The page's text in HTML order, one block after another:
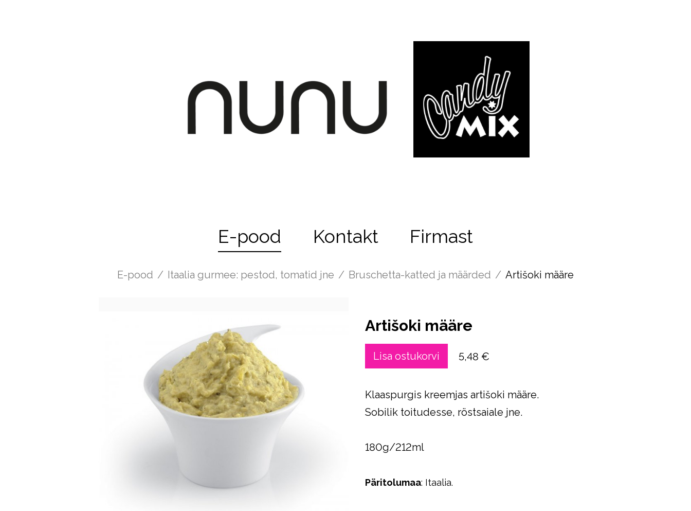
E-pood Kontakt Firmast
E-pood / Itaalia gurmee: pestod, tomatid jne / Bruschetta-katted ja määrded / Artišoki määre
Artišoki määre
Lisa ostukorvi 5,48 €
Klaaspurgis kreemjas artišoki määre.
Sobilik toitudesse, röstsaiale jne.
180g/212ml
Päritolumaa: Itaalia.